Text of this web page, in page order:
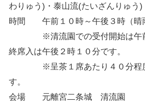
わりゅう)・泰山流(たいざんりゅう)
時間 午前１０時～午後３時（晴
※清流園での受付開始は午
終席入は午後２時１０分です。
※呈茶１席あたり４０分程
す。
会場 元離宮二条城 清流園